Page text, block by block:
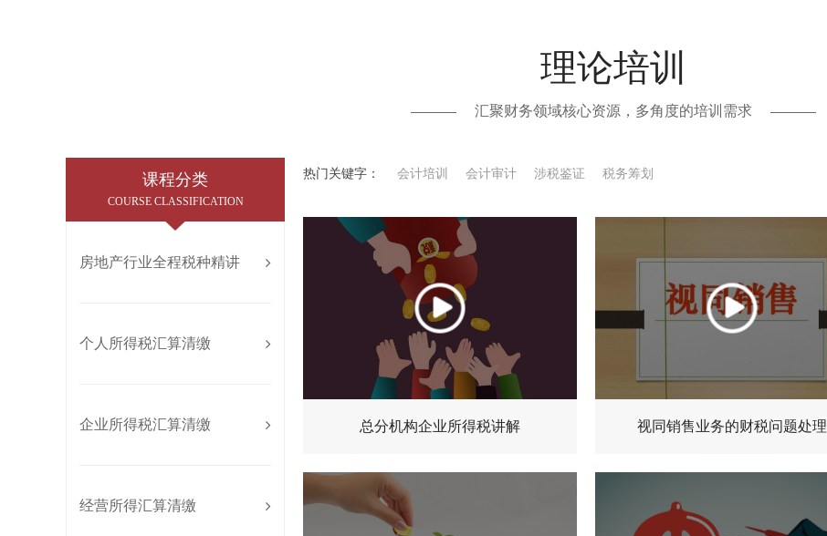
理论培训
汇聚财务领域核心资源，多角度的培训需求
课程分类
COURSE CLASSIFICATION
房地产行业全程税种精讲
个人所得税汇算清缴
企业所得税汇算清缴
经营所得汇算清缴
热门关键字： 会计培训 会计审计 涉税鉴证 税务筹划
关注微信服务号
查看详情
总分机构企业所得税讲解 视同销售业务的财税问题处理
关注微信服务号
关注微信服务号